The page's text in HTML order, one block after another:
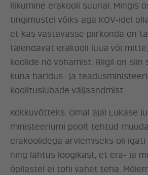
liikumine erakooli suunal. Mingis
tingimustel võiks aga KOV-idel
et kas vastavasse piirkonda on
täiendavat erakooli luua või
koolide nö vohamist. Riigil on siin
kuna haridus- ja
koolituslubade väljaandmist.
Kokkuvõtteks. Omal ajal Lukase
ministeeriumi poolt tehtud
erakoolidega arvlemiseks oli
ning lähtus loogikast, et era- ja
õpilastel ei tohi vahet teha.